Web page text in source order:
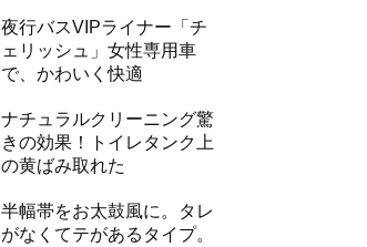
夜行バスVIPライナー「チ
ェリッシュ」女性専用車
で、かわいく快適
ナチュラルクリーニング驚
きの効果！トイレタンク上
の黄ばみ取れた
半幅帯をお太鼓風に。タレ
がなくてテがあるタイプ。